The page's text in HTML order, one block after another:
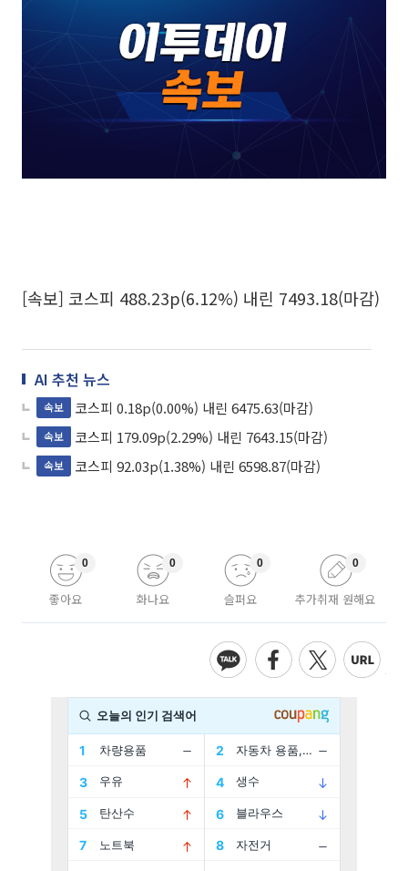
[속보] 코스피 488.23p(6.12%) 내린 7493.18(마감)
AI 추천 뉴스
속보 코스피 0.18p(0.00%) 내린 6475.63(마감)
속보 코스피 179.09p(2.29%) 내린 7643.15(마감)
속보 코스피 92.03p(1.38%) 내린 6598.87(마감)
좋아요
0
화나요
0
슬퍼요
0
추가취재 원해요
0